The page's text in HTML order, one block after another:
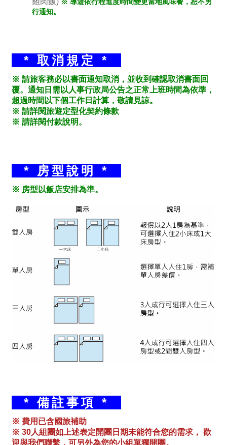
行通知。
* 取消規定 *
※ 請旅客務必以書面通知取消，並收到確認取消書面回
覆。通知日需以人事行政局公告之正常上班時間為依準，
超過時間以下個工作日計算，敬請見諒。
※ 請詳閱旅遊定型化契約條款
※ 請詳閱付款說明。
* 房型說明 *
※ 房型以飯店安排為準。
* 備註事項 *
※ 費用已含國旅補助
※ 30人組團如上述表定開團日期未能符合您的需求， 歡
迎與我們聯繫，可另外為您的小組單獨開團。